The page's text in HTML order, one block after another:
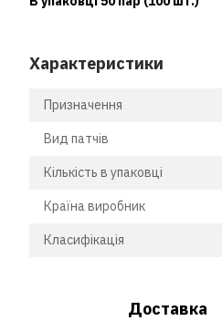
Характеристики
Призначення
Вид патчів
Кількість в упаковці
Країна виробник
Класифікація
Доставка